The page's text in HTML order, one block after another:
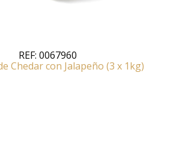
REF: 0067960
Chedar con Jalapeño (3 x 1kg)